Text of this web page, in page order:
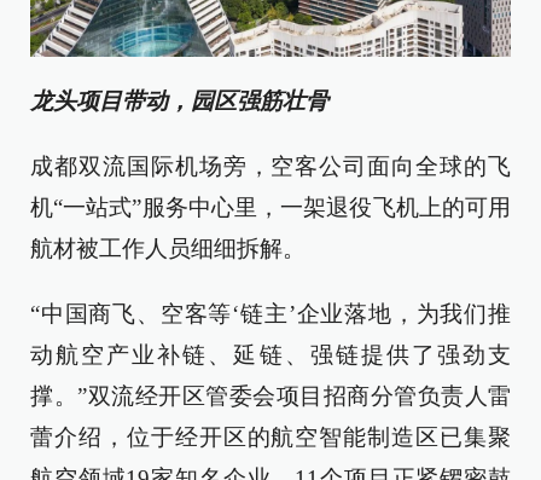
龙头项目带动，园区强筋壮骨
成都双流国际机场旁，空客公司面向全球的飞
机“一站式”服务中心里，一架退役飞机上的可用
航材被工作人员细细拆解。
“中国商飞、空客等‘链主’企业落地，为我们推
动航空产业补链、延链、强链提供了强劲支
撑。”双流经开区管委会项目招商分管负责人雷
蕾介绍，位于经开区的航空智能制造区已集聚